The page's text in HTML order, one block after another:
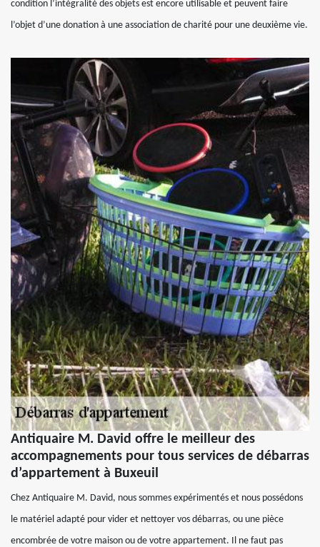
condition l’intégralité des objets est encore utilisable et peuvent faire
l’objet d’une donation à une association de charité pour une deuxième vie.
Antiquaire M. David offre le meilleur des
accompagnements pour tous services de débarras
d’appartement à Buxeuil
Chez Antiquaire M. David, nous sommes expérimentés et nous possédons
le matériel adapté pour vider et nettoyer vos débarras, ou une pièce
encombrée de votre maison ou de votre appartement. Il ne faut pas